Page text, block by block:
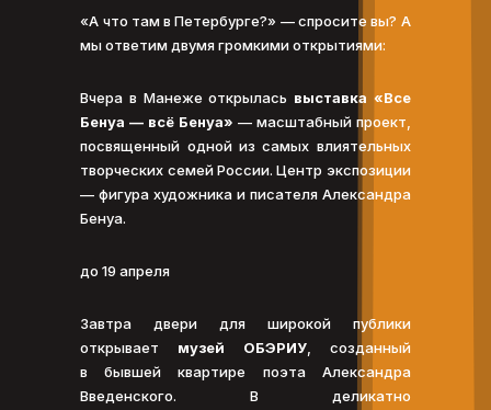
«А что там в Петербурге?» — спросите вы? А
мы ответим двумя громкими открытиями:
Вчера в Манеже открылась выставка «Все
Бенуа — всё Бенуа» — масштабный проект,
посвященный одной из самых влиятельных
творческих семей России. Центр экспозиции
— фигура художника и писателя Александра
Бенуа.
до 19 апреля
Завтра двери для широкой публики
открывает музей ОБЭРИУ, созданный
в бывшей квартире поэта Александра
Введенского. В деликатно